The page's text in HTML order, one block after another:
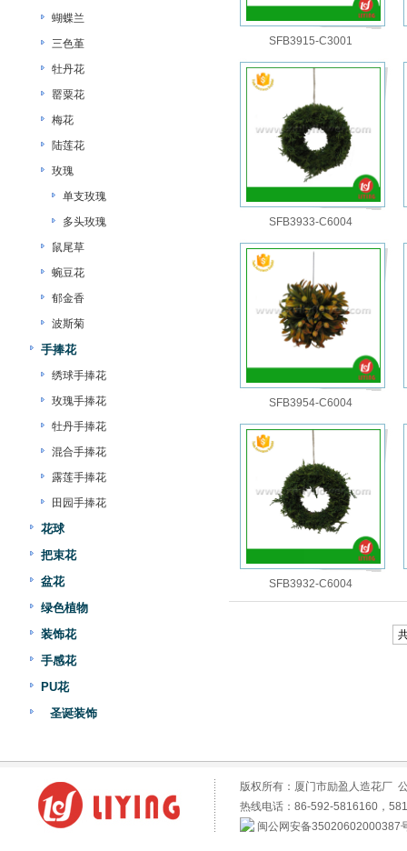
蝴蝶兰
三色堇
牡丹花
罂粟花
梅花
陆莲花
玫瑰
单支玫瑰
多头玫瑰
鼠尾草
蜿豆花
郁金香
波斯菊
手捧花
绣球手捧花
玫瑰手捧花
牡丹手捧花
混合手捧花
露莲手捧花
田园手捧花
花球
把束花
盆花
绿色植物
装饰花
手感花
PU花
圣诞装饰
SFB3915-C3001
SFB3933-C6004
SFB3954-C6004
SFB3932-C6004
版权所有：厦门市励盈人造花厂
热线电话：86-592-5816160，
闽公网安备35020602000387